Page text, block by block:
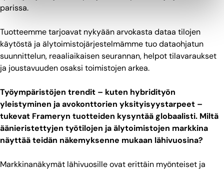
parissa.
Tuotteemme tarjoavat nykyään arvokasta dataa tilojen
käytöstä ja älytoimistojärjestelmämme tuo dataohjatun
suunnittelun, reaaliaikaisen seurannan, helpot tilavaraukset
ja joustavuuden osaksi toimistojen arkea.
Työympäristöjen trendit – kuten hybridityön
yleistyminen ja avokonttorien yksityisyystarpeet –
tukevat Frameryn tuotteiden kysyntää globaalisti. Miltä
äänieristettyjen työtilojen ja älytoimistojen markkina
näyttää teidän näkemyksenne mukaan lähivuosina?
Markkinanäkymät lähivuosille ovat erittäin myönteiset ja